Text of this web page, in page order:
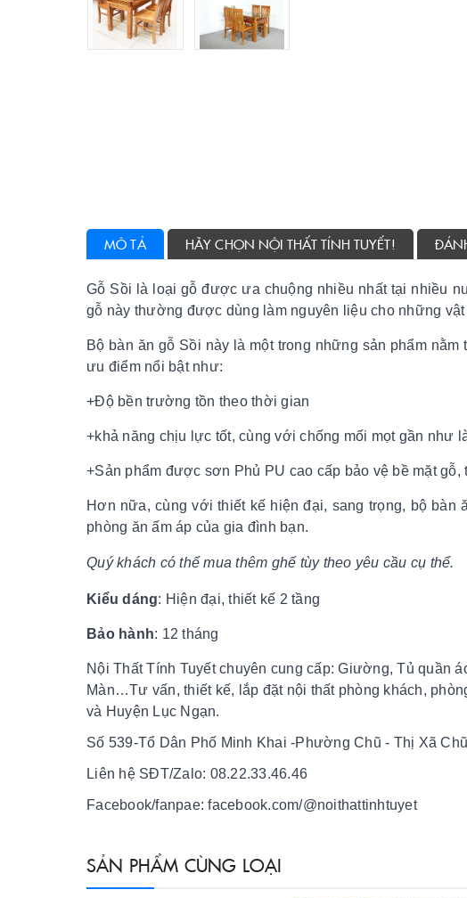
MÔ TẢ HÃY CHỌN NỘI THẤT TÍNH TUYẾT!
Gỗ Sồi là loại gỗ được ưa chuộng nhiều nhất tại nhiều
gỗ này thường được dùng làm nguyên liệu cho những
Bộ bàn ăn gỗ Sồi này là một trong những sản phẩm nằm
ưu điểm nổi bật như:
+Độ bền trường tồn theo thời gian
+khả năng chịu lực tốt, cùng với chống mối mọt gần như
+Sản phẩm được sơn Phủ PU cao cấp bảo vệ bề mặt
Hơn nữa, cùng với thiết kế hiện đại, sang trọng, bộ bàn
phòng ăn ấm áp của gia đình bạn.
Quý khách có thể mua thêm ghế tùy theo yêu cầu cụ thể.
Kiểu dáng: Hiện đại, thiết kế 2 tầng
Bảo hành: 12 tháng
Nội Thất Tính Tuyết chuyên cung cấp: Giường, Tủ quần
Màn…Tư vấn, thiết kế, lắp đặt nội thất phòng khách,
và Huyện Lục Ngạn.
Số 539-Tổ Dân Phố Minh Khai -Phường Chũ - Thị Xã
Liên hệ SĐT/Zalo: 08.22.33.46.46
Facebook/fanpae: facebook.com/@noithattinhtuyet
SẢN PHẨM CÙNG LOẠI